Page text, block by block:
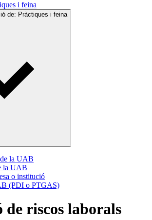
i feina
de: Pràctiques i feina
la UAB
la UAB
o institució
(PDI o PTGAS)
de riscos laborals